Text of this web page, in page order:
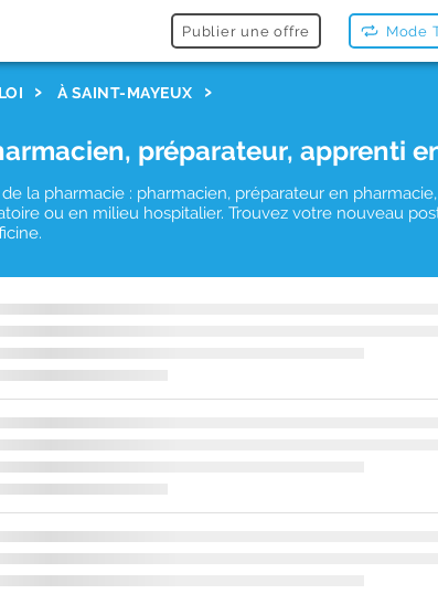
Publier une offre Mode
À SAINT-MAYEUX
préparateur, apprenti
la pharmacie : pharmacien, préparateur en
ou en milieu hospitalier. Trouvez votre nouveau